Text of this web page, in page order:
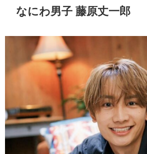
なにわ男子 藤原丈一郎